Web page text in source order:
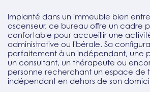
Implanté dans un immeuble bien
ascenseur, ce bureau offre un cadre
confortable pour accueillir une
administrative ou libérale. Sa
parfaitement à un indépendant, une
un consultant, un thérapeute ou
personne recherchant un espace de
indépendant en dehors de son